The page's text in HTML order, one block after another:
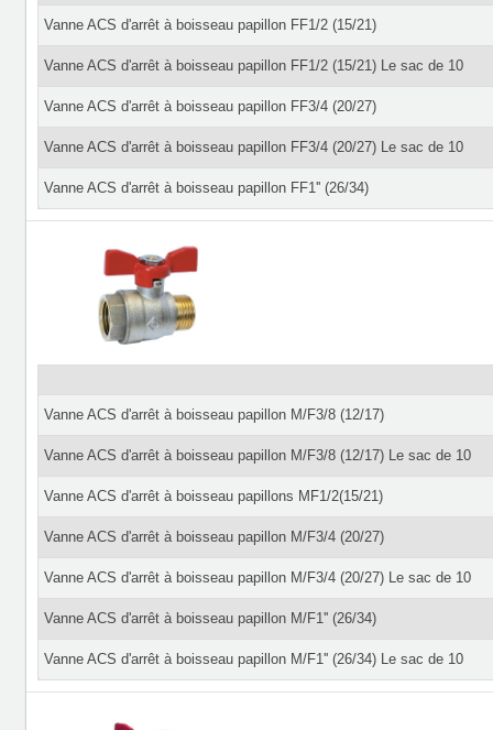
Vanne ACS d'arrêt à boisseau papillon FF1/2 (15/21)
Vanne ACS d'arrêt à boisseau papillon FF1/2 (15/21) Le sac de 10
Vanne ACS d'arrêt à boisseau papillon FF3/4 (20/27)
Vanne ACS d'arrêt à boisseau papillon FF3/4 (20/27) Le sac de 10
Vanne ACS d'arrêt à boisseau papillon FF1'' (26/34)
Vanne ACS d'arrêt à boisseau papillon M/F3/8 (12/17)
Vanne ACS d'arrêt à boisseau papillon M/F3/8 (12/17) Le sac de 10
Vanne ACS d'arrêt à boisseau papillons MF1/2(15/21)
Vanne ACS d'arrêt à boisseau papillon M/F3/4 (20/27)
Vanne ACS d'arrêt à boisseau papillon M/F3/4 (20/27) Le sac de 10
Vanne ACS d'arrêt à boisseau papillon M/F1'' (26/34)
Vanne ACS d'arrêt à boisseau papillon M/F1'' (26/34) Le sac de 10